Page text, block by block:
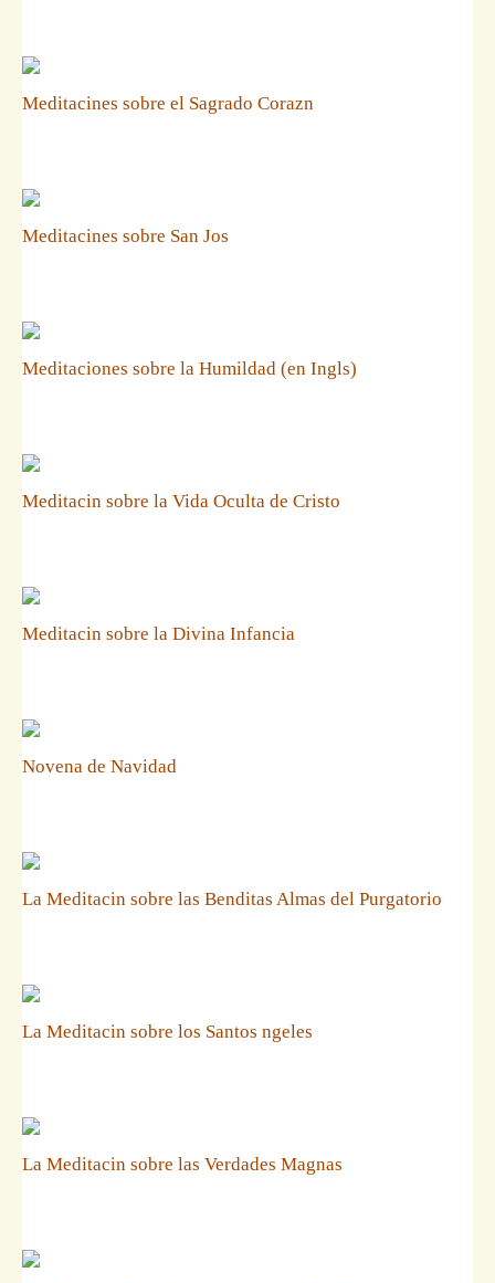
Meditacines sobre el Sagrado Corazn
Meditacines sobre San Jos
Meditaciones sobre la Humildad (en Ingls)
Meditacin sobre la Vida Oculta de Cristo
Meditacin sobre la Divina Infancia
Novena de Navidad
La Meditacin sobre las Benditas Almas del Purgatorio
La Meditacin sobre los Santos ngeles
La Meditacin sobre las Verdades Magnas